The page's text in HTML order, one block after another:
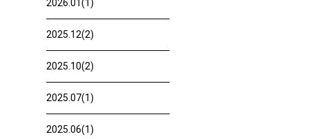
2026.01(1)
2025.12(2)
2025.10(2)
2025.07(1)
2025.06(1)